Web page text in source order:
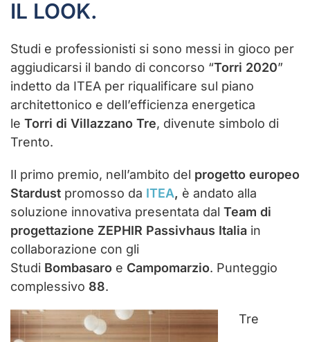
IL LOOK.
Studi e professionisti si sono messi in gioco per
aggiudicarsi il bando di concorso “Torri 2020”
indetto da ITEA per riqualificare sul piano
architettonico e dell’efficienza energetica
le Torri di Villazzano Tre, divenute simbolo di
Trento.
Il primo premio, nell’ambito del progetto europeo
Stardust promosso da ITEA, è andato alla
soluzione innovativa presentata dal Team di
progettazione ZEPHIR Passivhaus Italia in
collaborazione con gli
Studi Bombasaro e Campomarzio. Punteggio
complessivo 88.
Tre